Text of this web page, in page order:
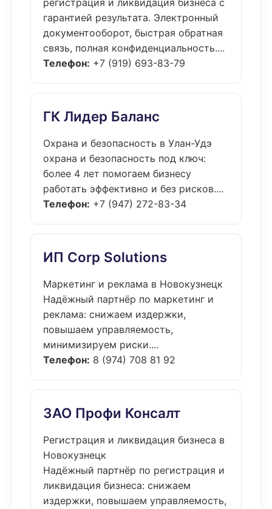
регистрация и ликвидация бизнеса с
гарантией результата. Электронный
документооборот, быстрая обратная
связь, полная конфиденциальность....
Телефон: +7 (919) 693-83-79
ГК Лидер Баланс
Охрана и безопасность в Улан-Удэ
охрана и безопасность под ключ:
более 4 лет помогаем бизнесу
работать эффективно и без рисков....
Телефон: +7 (947) 272-83-34
ИП Corp Solutions
Маркетинг и реклама в Новокузнецк
Надёжный партнёр по маркетинг и
реклама: снижаем издержки,
повышаем управляемость,
минимизируем риски....
Телефон: 8 (974) 708 81 92
ЗАО Профи Консалт
Регистрация и ликвидация бизнеса в
Новокузнецк
Надёжный партнёр по регистрация и
ликвидация бизнеса: снижаем
издержки, повышаем управляемость,